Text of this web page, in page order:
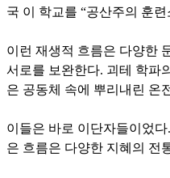
국 이 학교를 “공산주의 훈
이런 재생적 흐름은 다양한
서로를 보완한다. 괴테 학파
은 공동체 속에 뿌리내린 온
이들은 바로 이단자들이었
은 흐름은 다양한 지혜의 전